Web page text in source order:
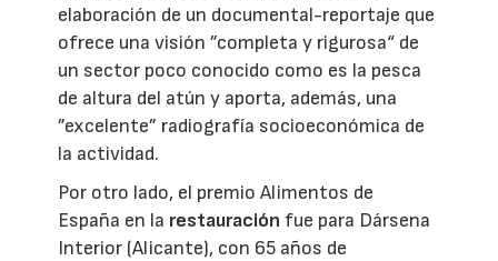
elaboración de un documental-reportaje que
ofrece una visión ”completa y rigurosa“ de
un sector poco conocido como es la pesca
de altura del atún y aporta, además, una
”excelente” radiografía socioeconómica de
la actividad.
Por otro lado, el premio Alimentos de
España en la restauración fue para Dársena
Interior (Alicante), con 65 años de